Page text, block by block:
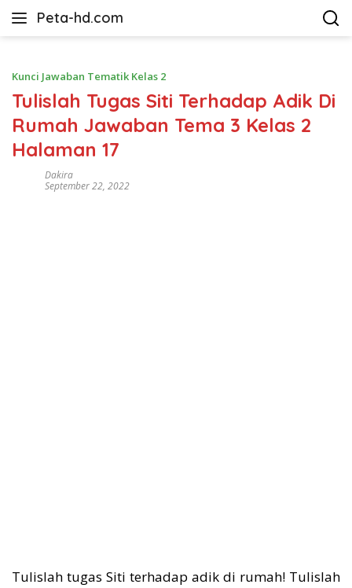
Peta-hd.com
Kumpulan
HD
Kunci Jawaban Tematik Kelas 2
Tulislah Tugas Siti Terhadap Adik Di
Rumah Jawaban Tema 3 Kelas 2
Halaman 17
Dakira
September 22, 2022
Tulislah tugas Siti terhadap adik di rumah! Tulislah